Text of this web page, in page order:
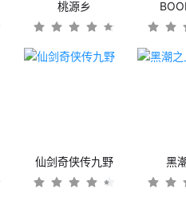
桃源乡
仙剑奇侠传九野 黑